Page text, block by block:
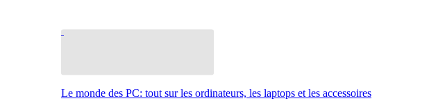
Le monde des PC: tout sur les ordinateurs, les laptops et les accessoires